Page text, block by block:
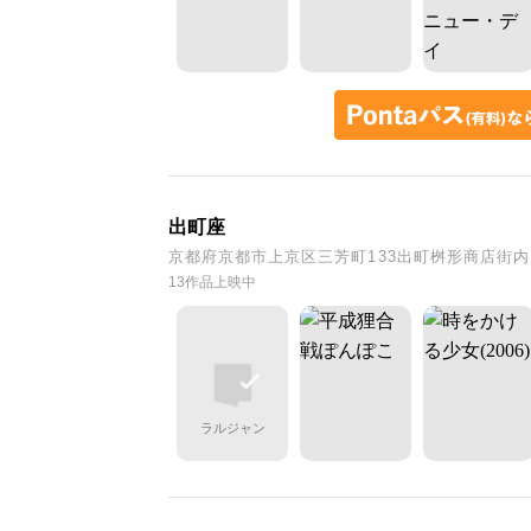
出町座
京都府京都市上京区三芳町133出町桝形商店街
13作品上映中
ラルジャン